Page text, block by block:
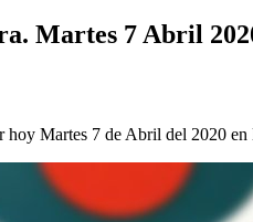
Martes 7 Abril
Martes 7 de Abril del 2020